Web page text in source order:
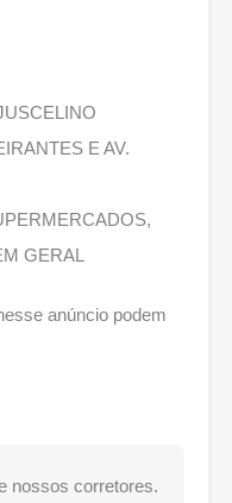
E AV.
GERAL
anúncio podem
nossos corretores.